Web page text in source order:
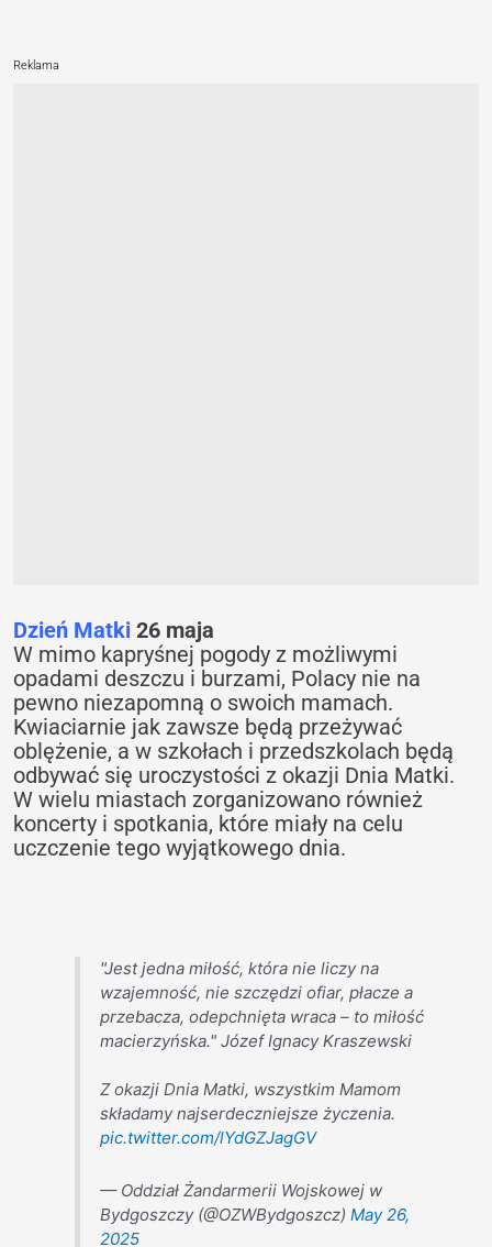
Reklama
Dzień Matki 26 maja
W mimo kapryśnej pogody z możliwymi
opadami deszczu i burzami, Polacy nie na
pewno niezapomną o swoich mamach.
Kwiaciarnie jak zawsze będą przeżywać
oblężenie, a w szkołach i przedszkolach będą
odbywać się uroczystości z okazji Dnia Matki.
W wielu miastach zorganizowano również
koncerty i spotkania, które miały na celu
uczczenie tego wyjątkowego dnia.
"Jest jedna miłość, która nie liczy na
wzajemność, nie szczędzi ofiar, płacze a
przebacza, odepchnięta wraca – to miłość
macierzyńska." Józef Ignacy Kraszewski
Z okazji Dnia Matki, wszystkim Mamom
składamy najserdeczniejsze życzenia.
pic.twitter.com/lYdGZJagGV
— Oddział Żandarmerii Wojskowej w
Bydgoszczy (@OZWBydgoszcz) May 26,
2025